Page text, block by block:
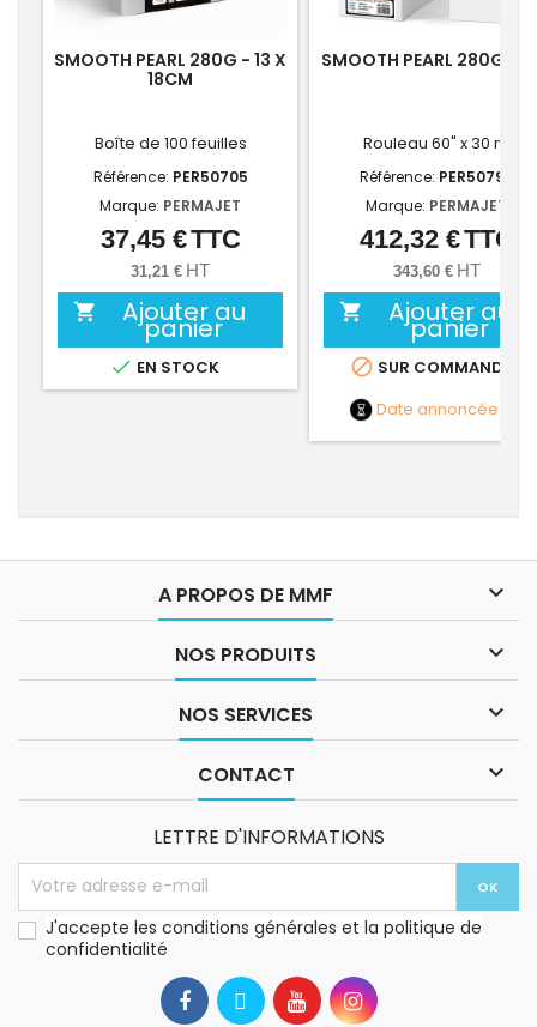
SMOOTH PEARL 280G - 13 X
18CM
Boîte de 100 feuilles
Référence: PER50705
Marque: PERMAJET
Prix
37,45 €TTC
31,21 € HT
 Ajouter au
panier
 EN STOCK
SMOOTH PEARL 280G -
Rouleau 60" x 30 m
Référence: PER50799
Marque: PERMAJET
Prix
412,32 €TTC
343,60 € HT
 Ajouter au
panier
 SUR COMMANDE
Date annoncée
A PROPOS DE MMF 
NOS PRODUITS 
NOS SERVICES 
CONTACT 
LETTRE D'INFORMATIONS
J'accepte les conditions générales et la politique de
confidentialité